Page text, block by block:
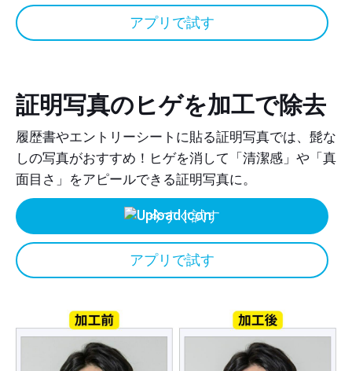
アプリで試す
証明写真のヒゲを加工で除去
履歴書やエントリーシートに貼る証明写真では、髭な
しの写真がおすすめ！ヒゲを消して「清潔感」や「真
面目さ」をアピールできる証明写真に。
今すぐ試す
アプリで試す